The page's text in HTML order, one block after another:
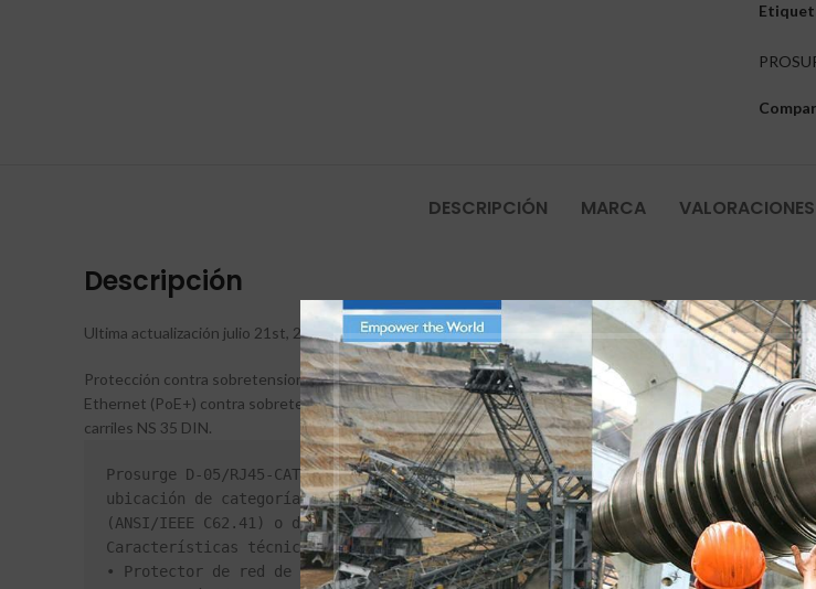
DESCRIPCIÓN MARCA
Descripción
Ultima actualización julio 21st, 2026 at 03:48 pm
Protección contra sobretensiones de acuerdo con la clase EA (CAT6A), para Gigabit Ethernet (hasta 10
Ethernet (PoE+) contra sobretensiones a partir de la zona de protección contra rayos 0B-2. Enchufe de
carriles NS 35 DIN.
Prosurge D-05/RJ45-CAT6/H Protector está diseñado para terminales Gigabit
ubicación de categoría B, C
(ANSI/IEEE C62.41) o directamente aguas arriba cerca de los dispositivos
Características técnicas
• Protector de red de datos In según norma UL 497b, EN 50173 Categoría 6, IEC